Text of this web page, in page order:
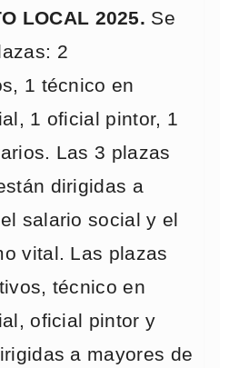
LOCAL 2025. Se
2
1 técnico en
1 oficial pintor, 1
Las 3 plazas
dirigidas a
salario social y el
vital. Las plazas
técnico en
oficial pintor y
a mayores de